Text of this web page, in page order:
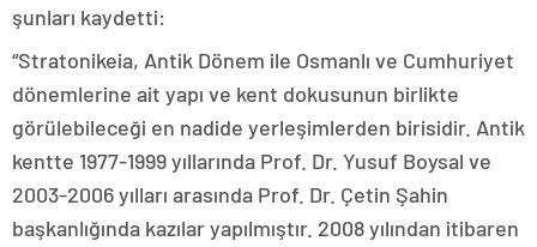
şunları kaydetti:
“Stratonikeia, Antik Dönem ile Osmanlı ve Cumhuriyet
dönemlerine ait yapı ve kent dokusunun birlikte
görülebileceği en nadide yerleşimlerden birisidir. Antik
kentte 1977-1999 yıllarında Prof. Dr. Yusuf Boysal ve
2003-2006 yılları arasında Prof. Dr. Çetin Şahin
başkanlığında kazılar yapılmıştır. 2008 yılından itibaren